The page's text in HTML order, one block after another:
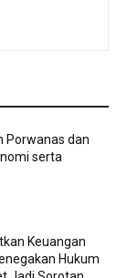
Porwanas dan
serta
Keuangan
Hukum